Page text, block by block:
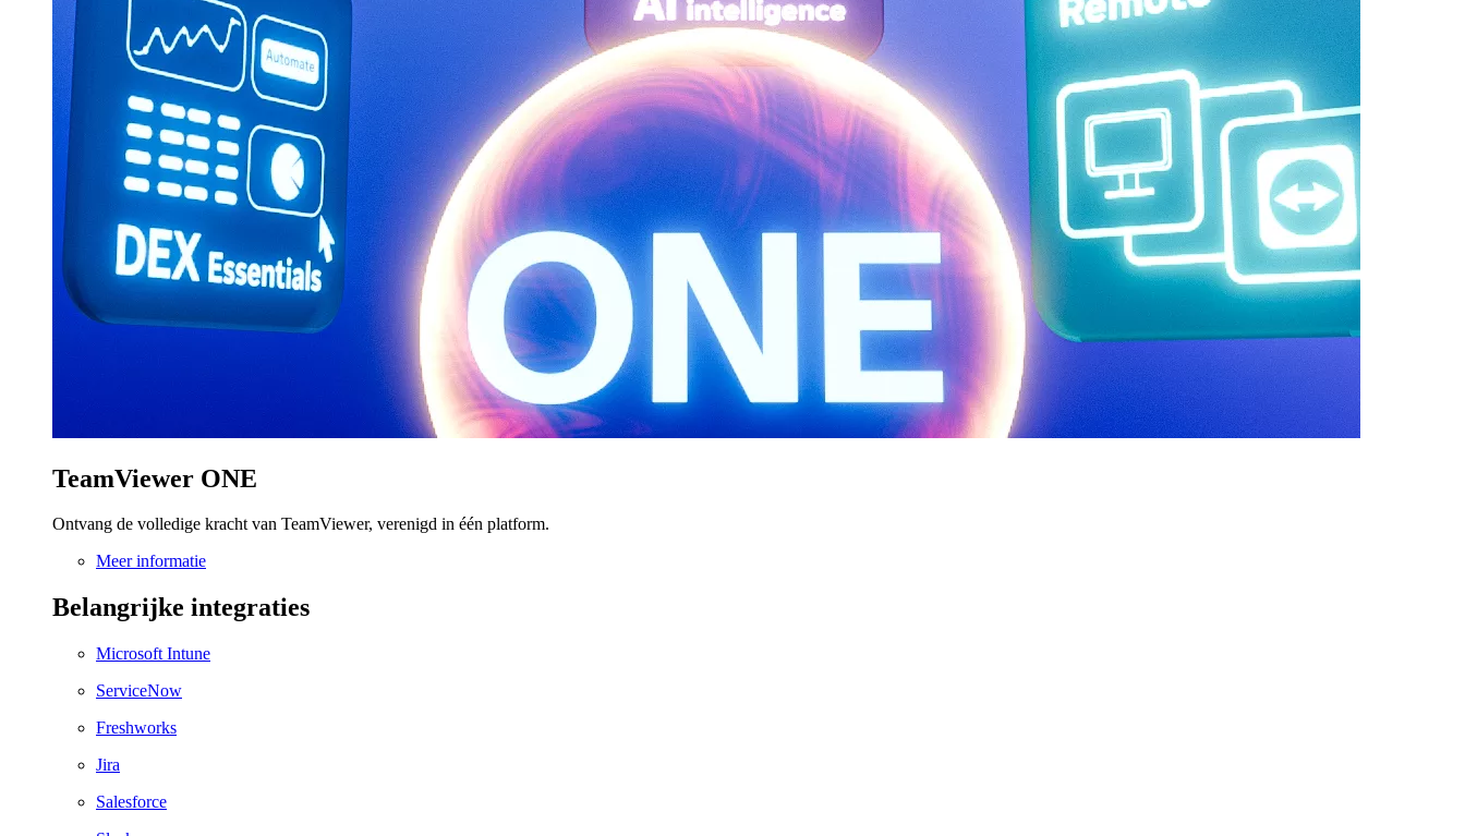
TeamViewer ONE
Ontvang de volledige kracht van TeamViewer, verenigd in één platform.
Meer informatie
Belangrijke integraties
Microsoft Intune
ServiceNow
Freshworks
Jira
Salesforce